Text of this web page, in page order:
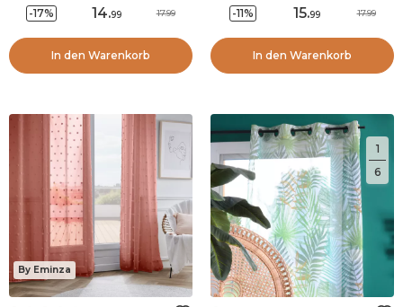
1
6
-17% 14.99 17.99
In den Warenkorb
-11% 15.99 17.99
In den Warenkorb
By Eminza